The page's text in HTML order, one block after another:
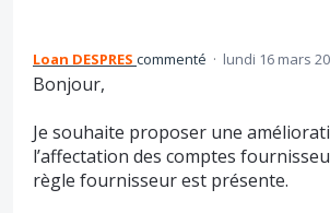
Loan DESPRES commenté · lundi 16 mars
Bonjour,
Je souhaite proposer une
l’affectation des comptes
règle fournisseur est présente.